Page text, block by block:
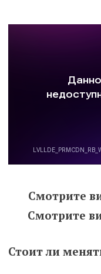
Смотрите
Смотрите
Стоит ли